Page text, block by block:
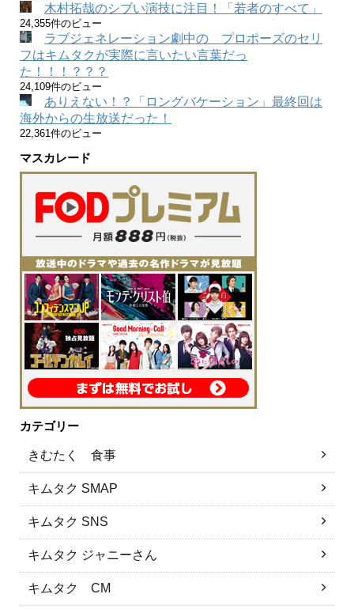
木村拓哉のシブい演技に注目！「若者のすべて」
24,355件のビュー
ラブジェネレーション劇中の プロポーズのセリ
フはキムタクが実際に言いたい言葉だっ
た！！！？？？
24,109件のビュー
ありえない！？「ロングバケーション」最終回は
海外からの生放送だった！
22,361件のビュー
マスカレード
カテゴリー
きむたく 食事
キムタク SMAP
キムタク SNS
キムタク ジャニーさん
キムタク CM